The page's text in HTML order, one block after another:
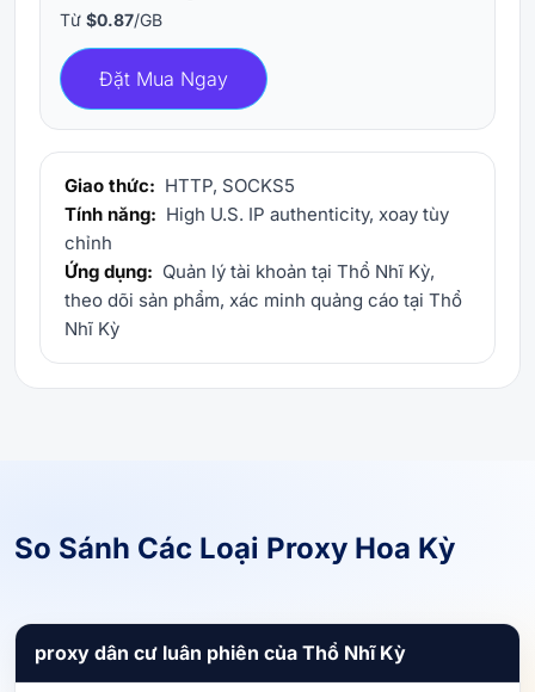
Từ $0.87/GB
Đặt Mua Ngay
Giao thức: HTTP, SOCKS5
Tính năng: High U.S. IP authenticity, xoay tùy
chỉnh
Ứng dụng: Quản lý tài khoản tại Thổ Nhĩ Kỳ,
theo dõi sản phẩm, xác minh quảng cáo tại Thổ
Nhĩ Kỳ
So Sánh Các Loại Proxy Hoa Kỳ
proxy dân cư luân phiên của Thổ Nhĩ Kỳ